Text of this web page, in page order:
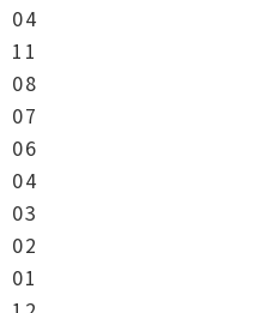
04
11
08
07
06
04
03
02
01